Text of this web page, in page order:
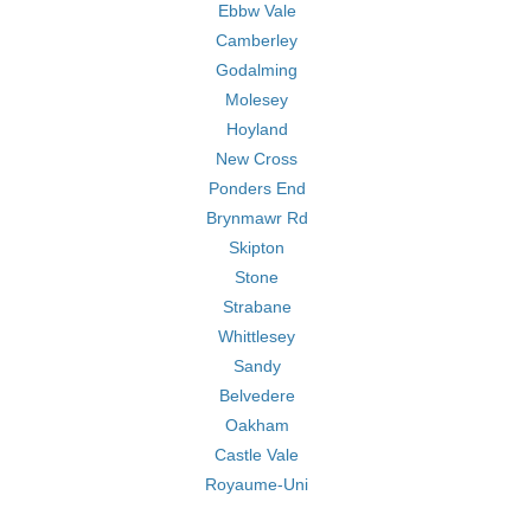
Ebbw Vale
Camberley
Godalming
Molesey
Hoyland
New Cross
Ponders End
Brynmawr Rd
Skipton
Stone
Strabane
Whittlesey
Sandy
Belvedere
Oakham
Castle Vale
Royaume-Uni